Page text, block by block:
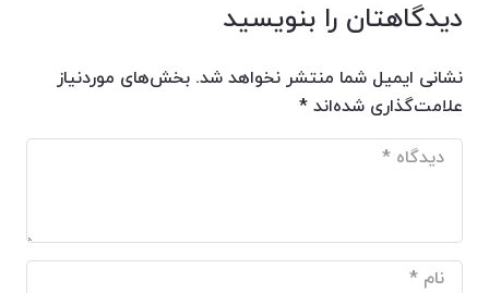
دیدگاهتان را بنویسید
نشانی ایمیل شما منتشر نخواهد شد. بخش‌های موردنیاز
علامت‌گذاری شده‌اند *